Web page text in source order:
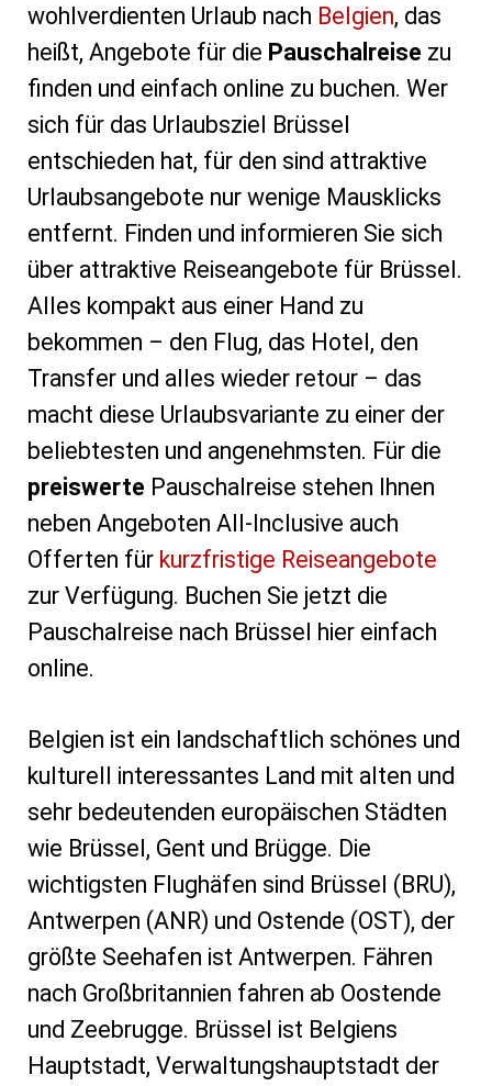
wohlverdienten Urlaub nach Belgien, das
heißt, Angebote für die Pauschalreise zu
finden und einfach online zu buchen. Wer
sich für das Urlaubsziel Brüssel
entschieden hat, für den sind attraktive
Urlaubsangebote nur wenige Mausklicks
entfernt. Finden und informieren Sie sich
über attraktive Reiseangebote für Brüssel.
Alles kompakt aus einer Hand zu
bekommen – den Flug, das Hotel, den
Transfer und alles wieder retour – das
macht diese Urlaubsvariante zu einer der
beliebtesten und angenehmsten. Für die
preiswerte Pauschalreise stehen Ihnen
neben Angeboten All-Inclusive auch
Offerten für kurzfristige Reiseangebote
zur Verfügung. Buchen Sie jetzt die
Pauschalreise nach Brüssel hier einfach
online.
Belgien ist ein landschaftlich schönes und
kulturell interessantes Land mit alten und
sehr bedeutenden europäischen Städten
wie Brüssel, Gent und Brügge. Die
wichtigsten Flughäfen sind Brüssel (BRU),
Antwerpen (ANR) und Ostende (OST), der
größte Seehafen ist Antwerpen. Fähren
nach Großbritannien fahren ab Oostende
und Zeebrugge. Brüssel ist Belgiens
Hauptstadt, Verwaltungshauptstadt der